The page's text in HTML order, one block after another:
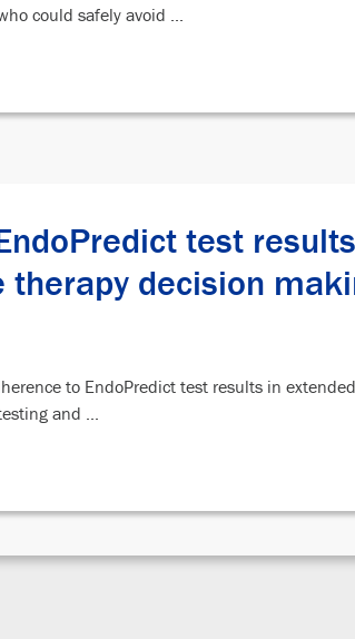
could safely avoid ...
test
therapy decision
to EndoPredict test results in
and ...